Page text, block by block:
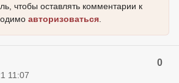
чтобы оставлять комментарии к
авторизоваться
0
11:07